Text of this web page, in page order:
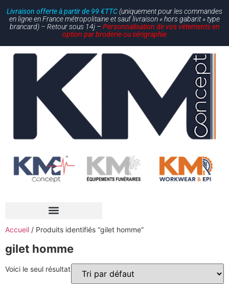
Livraison offerte à partir de 99 €TTC(uniquement pour les commandes
en ligne en France métropolitaine et sauf livraison « hors gabarit » type
brancard) – Retour sous 14j – Personnalisation de vos vêtements en
option par broderie ou sérigraphie
Accueil / Produits identifiés “gilet homme”
gilet homme
Voici le seul résultat